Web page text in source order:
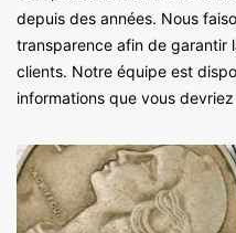
depuis des années. Nous
transparence afin de garantir
clients. Notre équipe est
informations que vous